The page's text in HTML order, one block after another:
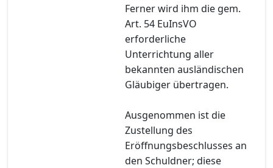
Ferner wird ihm die gem.
Art. 54 EuInsVO
erforderliche
Unterrichtung aller
bekannten ausländischen
Gläubiger übertragen.
Ausgenommen ist die
Zustellung des
Eröffnungsbeschlusses an
den Schuldner; diese